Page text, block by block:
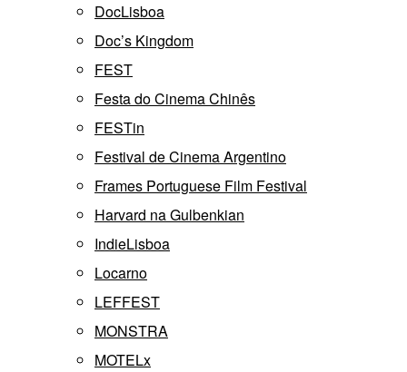
DocLisboa
Doc’s Kingdom
FEST
Festa do Cinema Chinês
FESTin
Festival de Cinema Argentino
Frames Portuguese Film Festival
Harvard na Gulbenkian
IndieLisboa
Locarno
LEFFEST
MONSTRA
MOTELx